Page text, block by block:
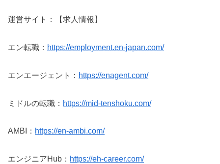
運営サイト：【求人情報】
エン転職： https://employment.en-japan.com/
エンエージェント： https://enagent.com/
ミドルの転職： https://mid-tenshoku.com/
AMBI： https://en-ambi.com/
エンジニアHub： https://eh-career.com/